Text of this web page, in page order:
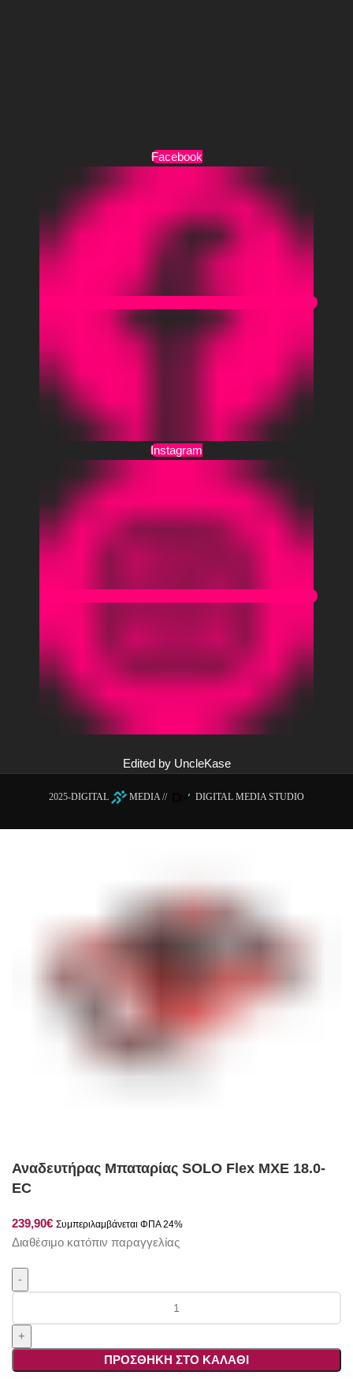
Facebook
Instagram
Edited by UncleKase
2025-DIGITAL MEDIA // DIGITAL MEDIA STUDIO
Αναδευτήρας Μπαταρίας SOLO Flex MXE 18.0-
EC
Διαθέσιμο κατόπιν παραγγελίας
SOLO
MXE
ΠΡΟΣΘΉΚΗ ΣΤΟ ΚΑΛΆΘΙ